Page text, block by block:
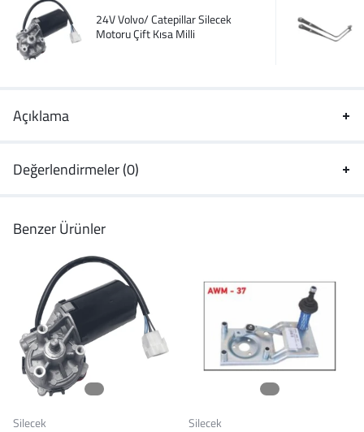
24V Volvo/ Catepillar Silecek
Motoru Çift Kısa Milli
Açıklama
Değerlendirmeler (0)
Benzer Ürünler
Silecek
Silecek